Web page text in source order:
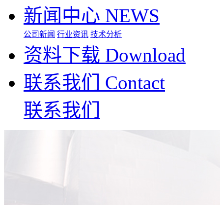
新闻中心 NEWS
公司新闻 行业资讯 技术分析
资料下载 Download
联系我们
Contact
联系我们